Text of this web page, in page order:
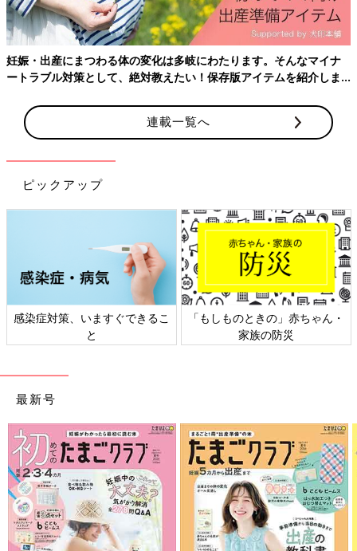
出典：Instagramアカウント「___uu._.uu」
___uu._.uuさんが購入したのはFIELDOOR（フィールドア）のタ
だとか。大きさは3種類から選べ、カラーバリエーションは16色
もあるとのこと。サイドシートが1枚付属しているとのことで、
しっかり日除けができそうですね◎
ベビーカーの赤ちゃんは、大人より3℃
も暑い！ 着せる服の色にも注意?! 赤
ちゃんの熱中症を防ぐ7つのポイント
【小児科医】
総務省消防庁によると、全国の熱中症による救
急搬送数は、2022年7月18～24日の1週間で
4039人。その中には乳幼児も34人含まれていま
す。とくにベビーカーに乗っている赤ちゃん
は、地面からの照り返しを受けて、暑くなりや
今回は暑い日におすすめの日除けアイテムをご紹介しました。夏
妊娠・出産にまつわる体の変化は多岐にわたります。そんなマイナ
ートラブル対策として、絶対教えたい！保存版アイテムを紹介しま
連載一覧へ
ピックアップ
感染症対策、いますぐできるこ
と
「もしものときの」赤ちゃん・
家族の防災
最新号